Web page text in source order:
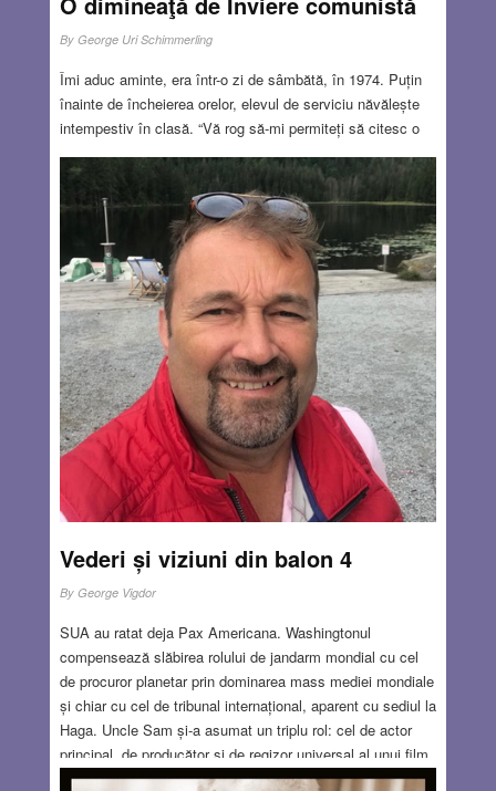
By George Uri Schimmerling
Îmi aduc aminte, era într-o zi de sâmbătă, în 1974. Puțin
înainte de încheierea orelor, elevul de serviciu năvălește
intempestiv în clasă. “Vă rog să-mi permiteți să citesc o
circulară.”. Profesorul încuviințează din cap. “Mâine,
duminică dimineața, toți elevii vor fi prezenți în curtea
școlii pentru a desfășura o activitate sportivă. Absenții vor
fi pedepsiți cu asprime.”. A doua zi, dimineața, suntem la
școală. Ni se dă o minge, dar nu încăpem cu toții pe
terenul de fotbal. Cei care nu ne-am calificat suntem
trimiși pe parcela din spate. Acolo suntem aliniați și puși
să sărim la groapa cu nisip. O dată și încă o dată. Și încă
o dată. Nu vedem rostul acestei activități. Duminică
dimineața eram obișnuiți să vedem Daktari la televizor, nu
să țopăim în jurul unei gropi. Nu pricepem de ce ne-au
chemat la școală așa, netam-nesam, în acea duminică de
aprilie. Până ce unul din activiștii școlii ne explică: Pentru
ca să nu mergeți la biserică!!
Read more…
APR 20, 2023 8 COMMENTS
Vederi și viziuni din balon 4
By George Vigdor
SUA au ratat deja Pax Americana. Washingtonul
compensează slăbirea rolului de jandarm mondial cu cel
de procuror planetar prin dominarea mass mediei mondiale
și chiar cu cel de tribunal internațional, aparent cu sediul la
Haga. Uncle Sam și-a asumat un triplu rol: cel de actor
principal, de producător și de regizor universal al unui film
de acțiune supercomercial. Din păcate pentru Casa Albă,